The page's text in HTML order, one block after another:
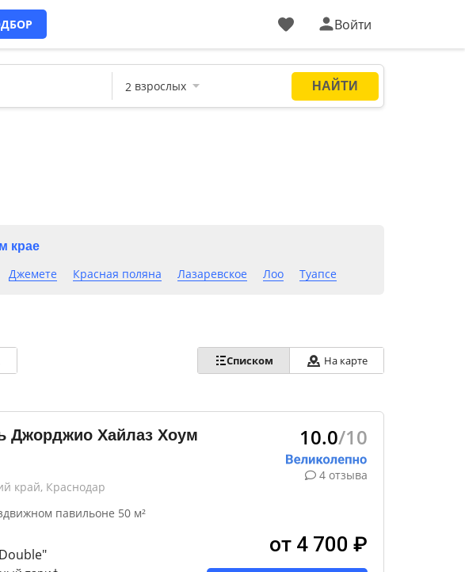
Войти
крае
Джемете Красная поляна Лазаревское Лоо Туапсе
Списком На карте
Джорджио Хайлаз Хоум
край, Краснодар
павильоне 50 м²
10.0/10
4 отзыва
от 4 700 ₽